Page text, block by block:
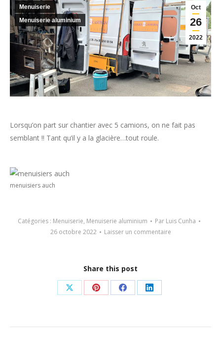
Oct
26
2022
Menuiserie
Menuiserie aluminium
Lorsqu’on part sur chantier avec 5 camions, on ne fait pas
semblant !! Tant qu’il y a la glacière…tout roule.
menuisiers auch
Catégories : Menuiserie, Menuiserie aluminium Par Luis Cunha
26 octobre 2022
Laisser un commentaire
Share this post
Partager
X
Partager
Pinterest
Partager
Facebook
Partager
LinkedIn